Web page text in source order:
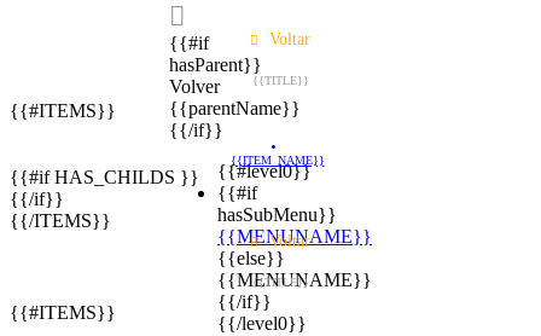

{{#if
hasParent}}
Volver
{{parentName}}
{{/if}}
{{#level0}}
{{#if
hasSubMenu}}
{{MENUNAME}}
{{else}}
{{MENUNAME}}
{{/if}}
{{/level0}}
Voltar
{{TITLE}}
{{#ITEMS}}
{{ITEM_NAME}}
{{#if HAS_CHILDS }}
{{/if}}
{{/ITEMS}}
Voltar
{{TITLE}}
{{#ITEMS}}